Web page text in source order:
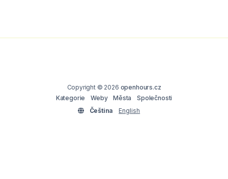
Copyright © 2026 openhours.cz
Kategorie
Weby Města
Společnosti
Čeština
English